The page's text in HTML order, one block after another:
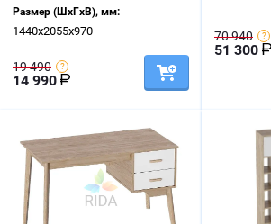
Размер (ШхГхВ), мм:
1440х2055х970
19 490
14 990
70 940
51 300